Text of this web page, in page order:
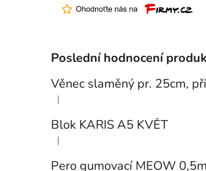
Poslední hodnocení
Věnec slaměný pr. 25cm,
Hodnocení produktu je 5 z 5
|
Blok KARIS A5 KVĚT
Hodnocení produktu je 3 z 5
|
Pero gumovací MEOW